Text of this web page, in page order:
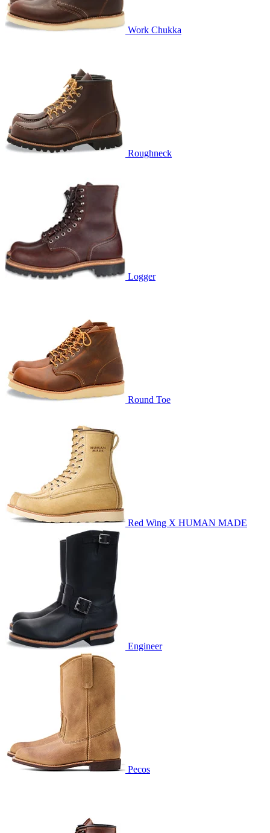
Work Chukka
Roughneck
Logger
Round Toe
Red Wing X HUMAN MADE
Engineer
Pecos